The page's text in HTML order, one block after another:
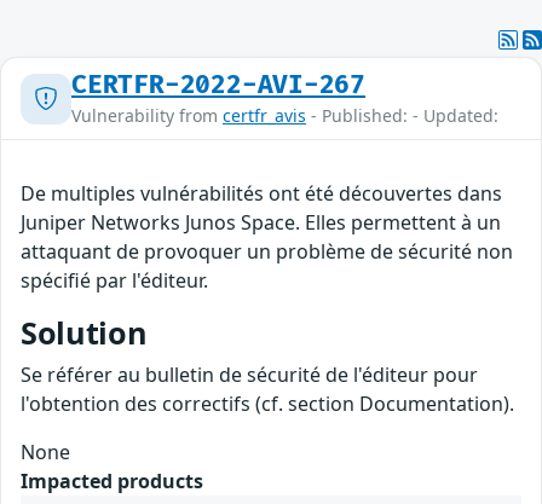
CERTFR-2022-AVI-267
Vulnerability from certfr_avis - Published: - Updated:
De multiples vulnérabilités ont été découvertes dans
Juniper Networks Junos Space. Elles permettent à un
attaquant de provoquer un problème de sécurité non
spécifié par l'éditeur.
Solution
Se référer au bulletin de sécurité de l'éditeur pour
l'obtention des correctifs (cf. section Documentation).
None
Impacted products